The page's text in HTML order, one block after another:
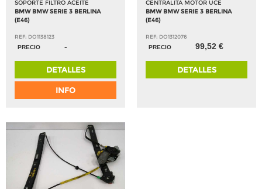
SOPORTE FILTRO ACEITE
BMW BMW SERIE 3 BERLINA
(E46)
REF: DO1138123
PRECIO
-
DETALLES
INFO
CENTRALITA MOTOR UCE
BMW BMW SERIE 3 BERLINA
(E46)
REF: DO1312076
PRECIO
99,52 €
DETALLES